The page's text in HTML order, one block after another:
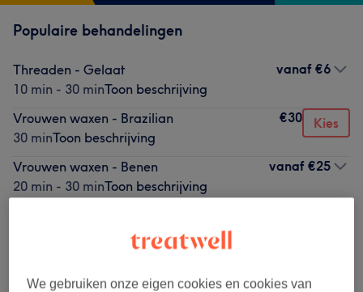
Populaire behandelingen
Threaden - Gelaat
10 min - 30 minToon beschrijving
vanaf €6
Vrouwen waxen - Brazilian
30 minToon beschrijving
€30 Kies
Vrouwen waxen - Benen
20 min - 30 minToon beschrijving
vanaf €25
Toon beschrijving
30 minToon beschrijving
We gebruiken onze eigen cookies en cookies van